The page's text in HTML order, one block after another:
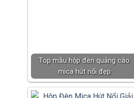
Top mẫu hộp đèn quảng cáo
mica hút nổi đẹp